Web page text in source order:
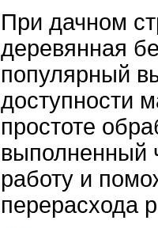
При дачном
деревянная
популярный
доступности
простоте
выполненный
работу и
перерасхода